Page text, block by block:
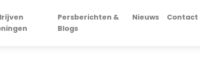
Persberichten &
Blogs
Nieuws Contact